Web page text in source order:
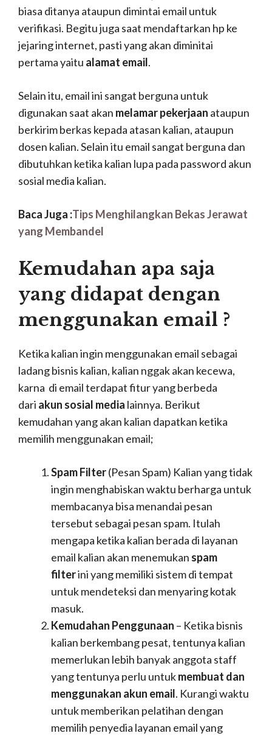
biasa ditanya ataupun dimintai email untuk
verifikasi. Begitu juga saat mendaftarkan hp ke
jejaring internet, pasti yang akan diminitai
pertama yaitu alamat email.
Selain itu, email ini sangat berguna untuk
digunakan saat akan melamar pekerjaan ataupun
berkirim berkas kepada atasan kalian, ataupun
dosen kalian. Selain itu email sangat berguna dan
dibutuhkan ketika kalian lupa pada password akun
sosial media kalian.
Baca Juga :Tips Menghilangkan Bekas Jerawat
yang Membandel
Kemudahan apa saja
yang didapat dengan
menggunakan email ?
Ketika kalian ingin menggunakan email sebagai
ladang bisnis kalian, kalian nggak akan kecewa,
karna di email terdapat fitur yang berbeda
dari akun sosial media lainnya. Berikut
kemudahan yang akan kalian dapatkan ketika
memilih menggunakan email;
Spam Filter(Pesan Spam) Kalian yang tidak
ingin menghabiskan waktu berharga untuk
membacanya bisa menandai pesan
tersebut sebagai pesan spam. Itulah
mengapa ketika kalian berada di layanan
email kalian akan menemukan spam
filterini yang memiliki sistem di tempat
untuk mendeteksi dan menyaring kotak
masuk.
Kemudahan Penggunaan – Ketika bisnis
kalian berkembang pesat, tentunya kalian
memerlukan lebih banyak anggota staff
yang tentunya perlu untukmembuat dan
menggunakan akun email. Kurangi waktu
untuk memberikan pelatihan dengan
memilih penyedia layanan email yang